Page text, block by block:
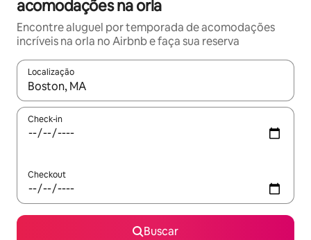
acomodações na orla
Encontre aluguel por temporada de acomodações
incríveis na orla no Airbnb e faça sua reserva
Localização
Quando os resultados estiverem disponíveis, explore-os
Check-in
Checkout
Buscar